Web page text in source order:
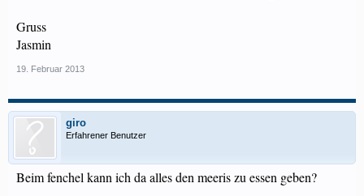
Gruss
Jasmin
19. Februar 2013
giro
Erfahrener Benutzer
Beim fenchel kann ich da alles den meeris zu essen geben?